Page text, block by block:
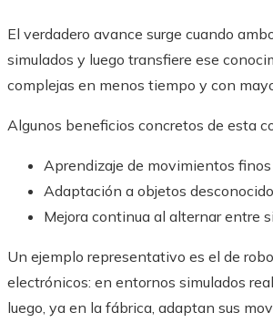
El verdadero avance surge cuando
simulados y luego transfiere ese
complejas en menos tiempo y con
Algunos beneficios concretos de esta
Aprendizaje de movimientos
Adaptación a objetos
Mejora continua al alternar entre
Un ejemplo representativo es el de
electrónicos: en entornos simulados
luego, ya en la fábrica, adaptan sus